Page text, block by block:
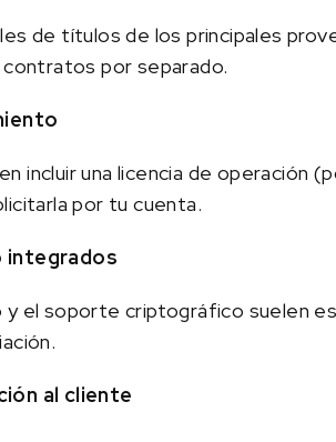
de títulos de los principales
contratos por separado.
incluir una licencia de operación
por tu cuenta.
integrados
y el soporte criptográfico suelen
al cliente